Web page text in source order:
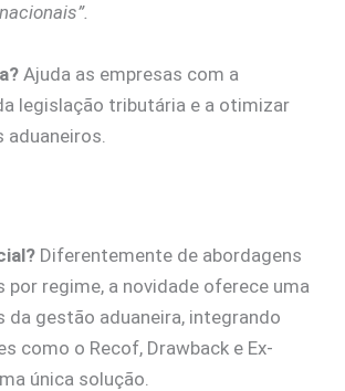
Ajuda as empresas com a
legislação tributária e a otimizar
Diferentemente de abordagens
por regime, a novidade oferece uma
da gestão aduaneira, integrando
como o Recof, Drawback e Ex-
única solução.